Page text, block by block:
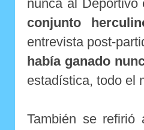
nunca al Deportivo
conjunto
entrevista post-
había ganado
estadística, todo el
También se refirió